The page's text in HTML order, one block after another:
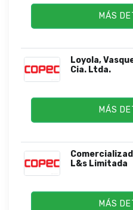
MÁS
Loyola,
Cia. Ltda.
MÁS
L&s Limitada
MÁS